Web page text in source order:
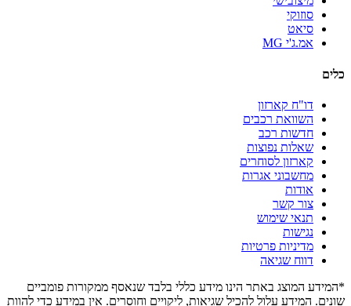
סוזוקי
סיאט
אמ.ג'י MG
כלים
דו"ח קארזון
השוואת רכבים
חדשות רכב
שאלות נפוצות
קארזון לסוחרים
מחשבוני אגרות
אודות
צור קשר
תנאי שימוש
נגישות
מדיניות פרטיות
דווח שגיאה
*המידע המוצג באתר הינו מידע כללי בלבד שנאסף ממקורות פומביים
שונים. המידע עלול להכיל שגיאות, ליקויים וחוסרים. אין במידע כדי להוות